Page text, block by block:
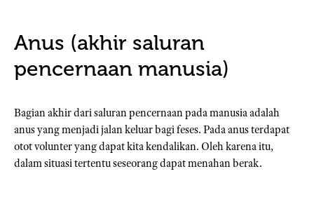
Anus (akhir saluran
pencernaan manusia)
Bagian akhir dari saluran pencernaan pada manusia adalah
anus yang menjadi jalan keluar bagi feses. Pada anus terdapat
otot volunter yang dapat kita kendalikan. Oleh karena itu,
dalam situasi tertentu seseorang dapat menahan berak.